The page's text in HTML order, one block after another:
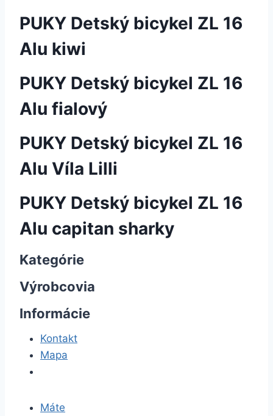
PUKY Detský bicykel ZL 16
Alu kiwi
PUKY Detský bicykel ZL 16
Alu fialový
PUKY Detský bicykel ZL 16
Alu Víla Lilli
PUKY Detský bicykel ZL 16
Alu capitan sharky
Kategórie
Výrobcovia
Informácie
Kontakt
Mapa
Máte